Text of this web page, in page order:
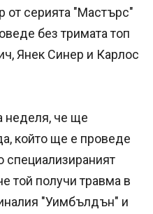
от серията "Мастърс"
без тримата топ
Янек Синер и Карлос
неделя, че ще
който ще е проведе
специализираният
той получи травма в
"Уимбълдън" и